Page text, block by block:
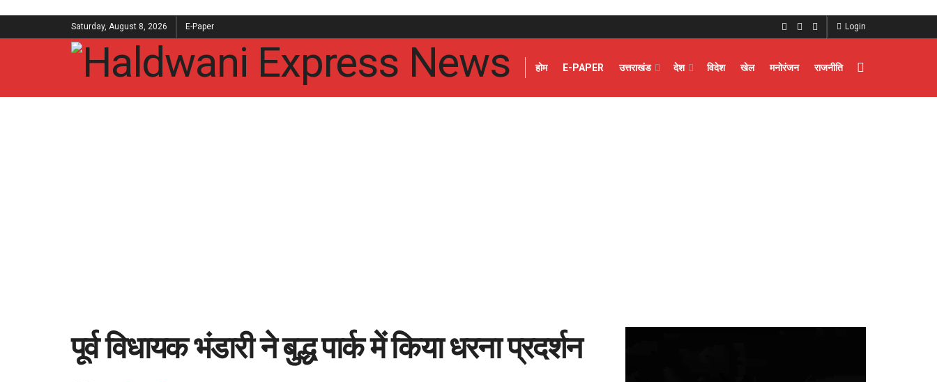
Saturday, August 8, 2026 E-Paper Login
होम E-PAPER उत्तराखंड देश विदेश खेल मनोरंजन राजनीति
पूर्व विधायक भंडारी ने बुद्ध पार्क में किया धरना प्रदर्शन